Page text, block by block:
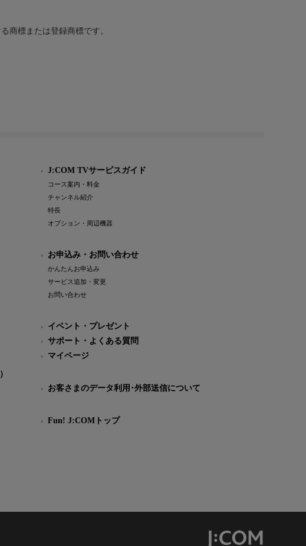
商標または登録商標です。
J:COM TVサービスガイド
コース案内・料金
チャンネル紹介
特長
オプション・周辺機器
お申込み・お問い合わせ
かんたんお申込み
サービス追加・変更
お問い合わせ
イベント・プレゼント
サポート・よくある質問
マイページ
お客さまのデータ利用･外部送信について
Fun! J:COMトップ